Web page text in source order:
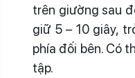
trên giường sau
giữ 5 – 10 giây,
phía đối bên. Có
tập.